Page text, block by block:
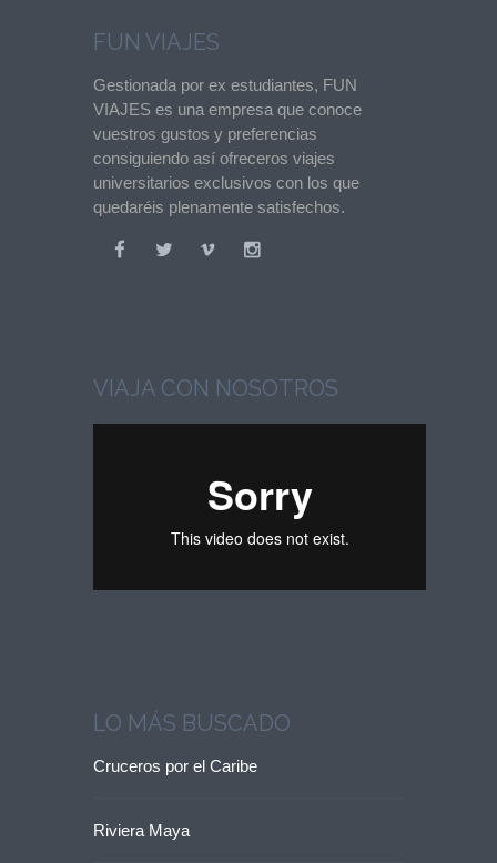
FUN VIAJES
Gestionada por ex estudiantes, FUN
VIAJES es una empresa que conoce
vuestros gustos y preferencias
consiguiendo así ofreceros viajes
universitarios exclusivos con los que
quedaréis plenamente satisfechos.
VIAJA CON NOSOTROS
LO MÁS BUSCADO
Cruceros por el Caribe
Riviera Maya